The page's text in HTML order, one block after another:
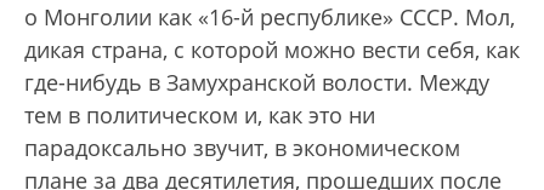
о Монголии как «16-й респуб­лике» СССР. Мол,
дикая страна, с которой можно вести себя, как
где-нибудь в Замухранской волости. Между
тем в политическом и, как это ни
парадоксально звучит, в экономическом
плане за два десятилетия, прошедших после